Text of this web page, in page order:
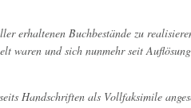
erhaltenen Buchbestände zu
waren und sich nunmehr seit
Handschriften als Vollfaksimile